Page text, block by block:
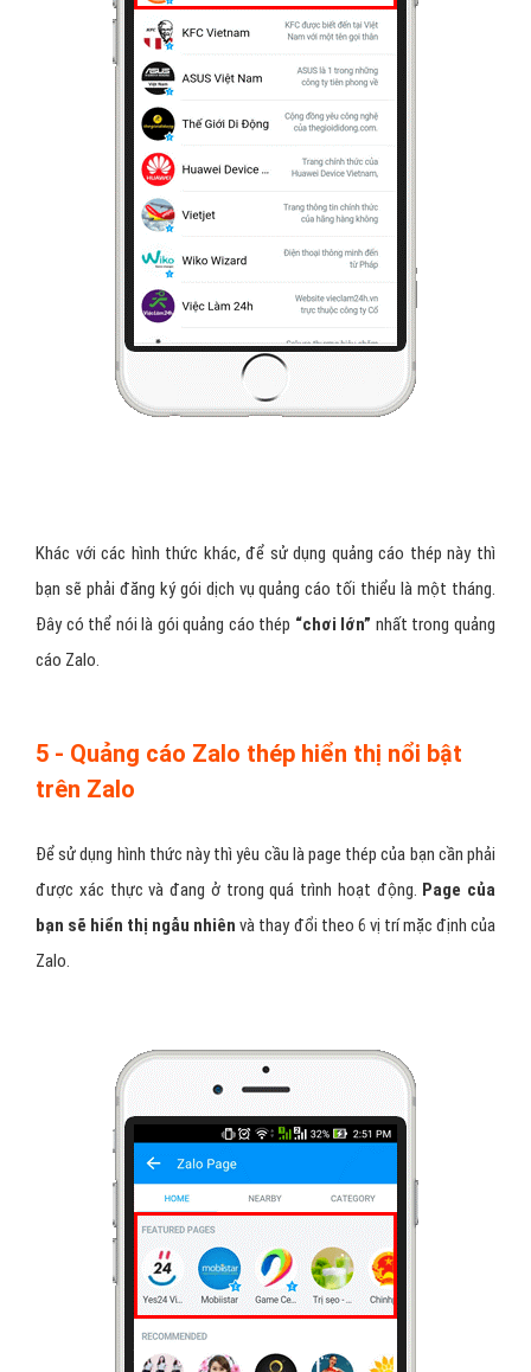
Khác với các hình thức khác, để sử dụng quảng cáo thép này thì
bạn sẽ phải đăng ký gói dịch vụ quảng cáo tối thiểu là một tháng.
Đây có thể nói là gói quảng cáo thép “chơi lớn” nhất trong quảng
cáo Zalo.
5 - Quảng cáo Zalo thép hiển thị nổi bật
trên Zalo
Để sử dụng hình thức này thì yêu cầu là page thép của bạn cần phải
được xác thực và đang ở trong quá trình hoạt động. Page của
bạn sẽ hiển thị ngẫu nhiên và thay đổi theo 6 vị trí mặc định của
Zalo.